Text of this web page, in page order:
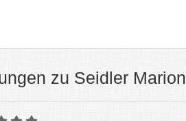
zu Seidler Marion